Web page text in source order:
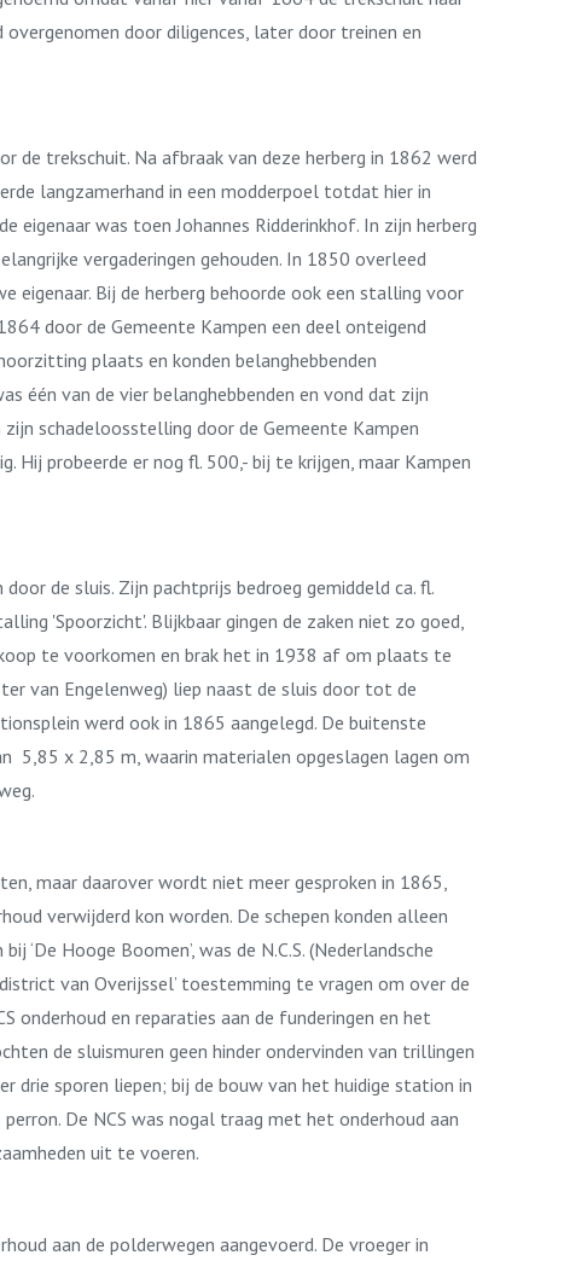
door diligences, later door treinen en
de trekschuit. Na afbraak van deze herberg in 1862 werd
langzamerhand in een modderpoel totdat hier in
eigenaar was toen Johannes Ridderinkhof. In zijn herberg
vergaderingen gehouden. In 1850 overleed
eigenaar. Bij de herberg behoorde ook een stalling voor
door de Gemeente Kampen een deel onteigend
plaats en konden belanghebbenden
één van de vier belanghebbenden en vond dat zijn
schadeloosstelling door de Gemeente Kampen
probeerde er nog fl. 500,- bij te krijgen, maar Kampen
de sluis. Zijn pachtprijs bedroeg gemiddeld ca. fl.
'Spoorzicht'. Blijkbaar gingen de zaken niet zo goed,
te voorkomen en brak het in 1938 af om plaats te
van Engelenweg) liep naast de sluis door tot de
werd ook in 1865 aangelegd. De buitenste
5,85 x 2,85 m, waarin materialen opgeslagen lagen om
maar daarover wordt niet meer gesproken in 1865,
verwijderd kon worden. De schepen konden alleen
Hooge Boomen’, was de N.C.S. (Nederlandsche
van Overijssel’ toestemming te vragen om over de
onderhoud en reparaties aan de funderingen en het
de sluismuren geen hinder ondervinden van trillingen
drie sporen liepen; bij de bouw van het huidige station in
De NCS was nogal traag met het onderhoud aan
uit te voeren.
aan de polderwegen aangevoerd. De vroeger in